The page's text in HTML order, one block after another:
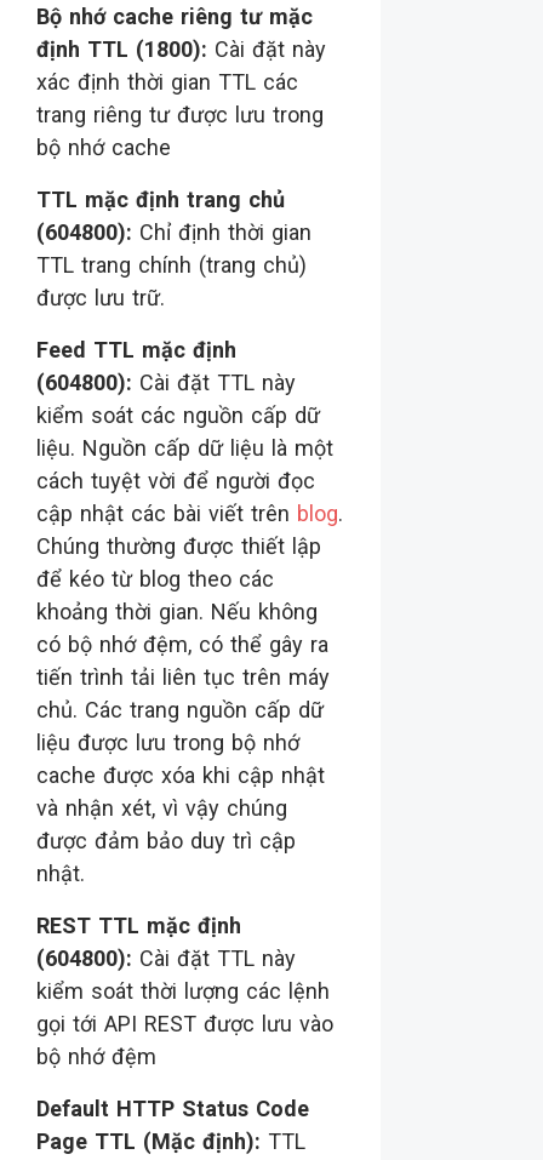
Bộ nhớ cache riêng tư mặc
định TTL (1800): Cài đặt này
xác định thời gian TTL các
trang riêng tư được lưu trong
bộ nhớ cache
TTL mặc định trang chủ
(604800): Chỉ định thời gian
TTL trang chính (trang chủ)
được lưu trữ.
Feed TTL mặc định
(604800): Cài đặt TTL này
kiểm soát các nguồn cấp dữ
liệu. Nguồn cấp dữ liệu là một
cách tuyệt vời để người đọc
cập nhật các bài viết trên blog.
Chúng thường được thiết lập
để kéo từ blog theo các
khoảng thời gian. Nếu không
có bộ nhớ đệm, có thể gây ra
tiến trình tải liên tục trên máy
chủ. Các trang nguồn cấp dữ
liệu được lưu trong bộ nhớ
cache được xóa khi cập nhật
và nhận xét, vì vậy chúng
được đảm bảo duy trì cập
nhật.
REST TTL mặc định
(604800): Cài đặt TTL này
kiểm soát thời lượng các lệnh
gọi tới API REST được lưu vào
bộ nhớ đệm
Default HTTP Status Code
Page TTL (Mặc định): TTL